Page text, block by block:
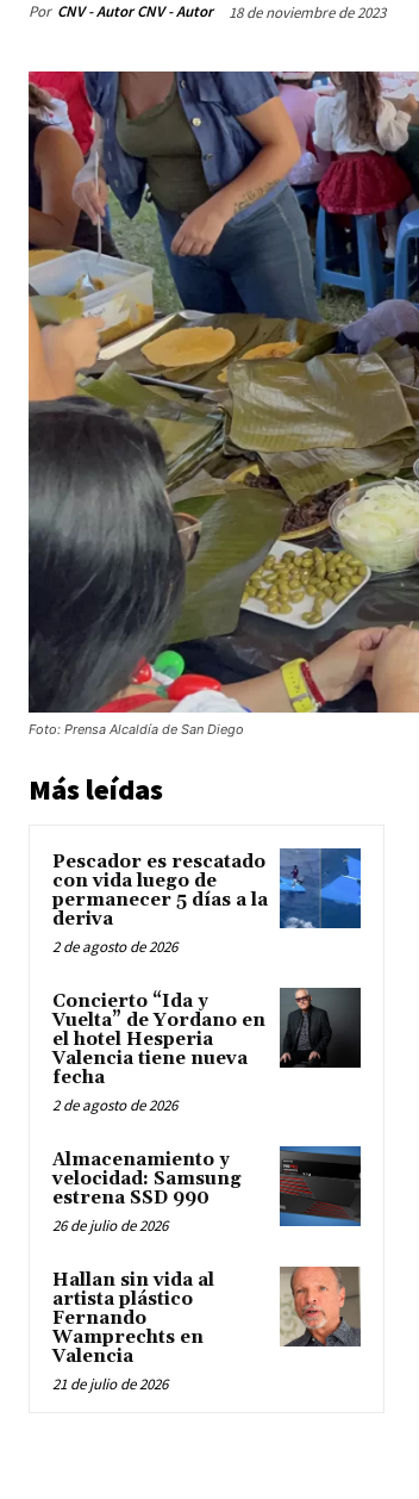
Por CNV - Autor CNV - Autor 18 de noviembre de 2023
Foto: Prensa Alcaldía de San Diego
Más leídas
Pescador es rescatado
con vida luego de
permanecer 5 días a la
deriva
2 de agosto de 2026
Concierto “Ida y
Vuelta” de Yordano en
el hotel Hesperia
Valencia tiene nueva
fecha
2 de agosto de 2026
Almacenamiento y
velocidad: Samsung
estrena SSD 990
26 de julio de 2026
Hallan sin vida al
artista plástico
Fernando
Wamprechts en
Valencia
21 de julio de 2026